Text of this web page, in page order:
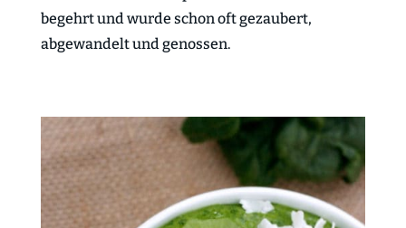
begehrt und wurde schon oft gezaubert,
abgewandelt und genossen.